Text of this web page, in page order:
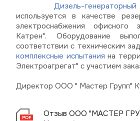
Дизель-
используется в качестве
электроснабжения
Катрен". Оборудование
соответствии с техническим
комплексные испытания на
Электроагрегат" с участием
Директор ООО " Мастер Групп"
Отзыв ООО "МАСТЕР